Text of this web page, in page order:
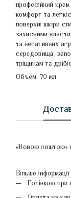
професійний
комфорт та
поверхні шкіри
захисними
та негативних
середовища,
тріщинам та
Объем: 70 мл
«Новою поштою»
Більше
Готівкою при